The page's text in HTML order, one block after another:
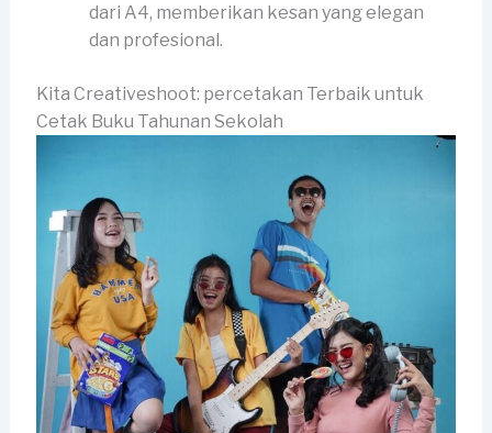
dari A4, memberikan kesan yang elegan
dan profesional.
Kita Creativeshoot: percetakan Terbaik untuk
Cetak Buku Tahunan Sekolah